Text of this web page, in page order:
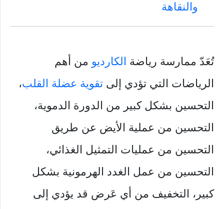
والنقاهة
تُعَدّ ممارسة رياضة الكارديو من أهم
الرياضات التي تؤدي إلى تقوية عضلة القلب،
التحسين بشكل كبير من الدورة الدموية،
التحسين من عملية الأيض عن طريق
التحسين من عمليات التمثيل الغذائي،
التحسين من عمل الغدد الهرمونية بشكل
كبير، التخفيف من أي عَرض قد يؤدي إلى